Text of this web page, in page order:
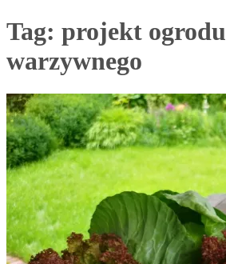
Tag: projekt ogrodu
warzywnego